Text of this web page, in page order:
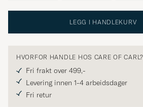
LEGG I HANDLEKURV
HVORFOR HANDLE HOS CARE OF CARL?
Fri frakt over 499,-
Levering innen 1-4 arbeidsdager
Fri retur